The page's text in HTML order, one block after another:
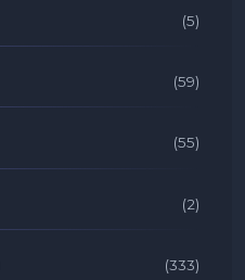
(5)
(59)
(55)
(2)
(333)